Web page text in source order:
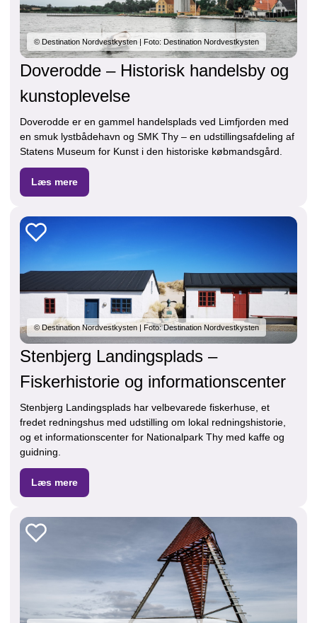
© Destination Nordvestkysten | Foto: Destination Nordvestkysten
Doverodde – Historisk handelsby og
kunstoplevelse
Doverodde er en gammel handelsplads ved Limfjorden med
en smuk lystbådehavn og SMK Thy – en udstillingsafdeling af
Statens Museum for Kunst i den historiske købmandsgård.
Læs mere
© Destination Nordvestkysten | Foto: Destination Nordvestkysten
Stenbjerg Landingsplads –
Fiskerhistorie og informationscenter
Stenbjerg Landingsplads har velbevarede fiskerhuse, et
fredet redningshus med udstilling om lokal redningshistorie,
og et informationscenter for Nationalpark Thy med kaffe og
guidning.
Læs mere